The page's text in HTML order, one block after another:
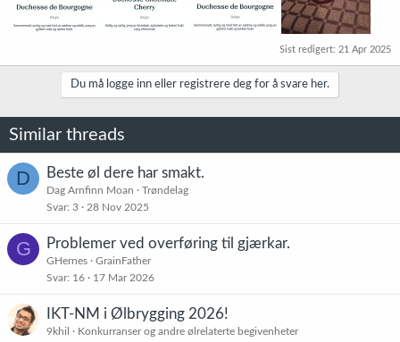
Sist redigert: 21 Apr 2025
Du må logge inn eller registrere deg for å svare her.
Similar threads
D Beste øl dere har smakt.
Dag Arnfinn Moan
Trøndelag
Svar 3 28 Nov 2025
G Problemer ved overføring til gjærkar.
GHernes
GrainFather
Svar 16 17 Mar 2026
IKT-NM i Ølbrygging 2026!
9khil
Konkurranser og andre ølrelaterte begivenheter